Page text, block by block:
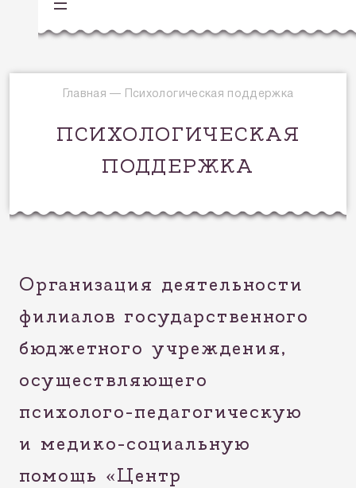
Главная— Психологическая поддержка
ПСИХОЛОГИЧЕСКАЯ
ПОДДЕРЖКА
Организация деятельности
филиалов государственного
бюджетного учреждения,
осуществляющего
психолого-педагогическую
и медико-социальную
помощь «Центр